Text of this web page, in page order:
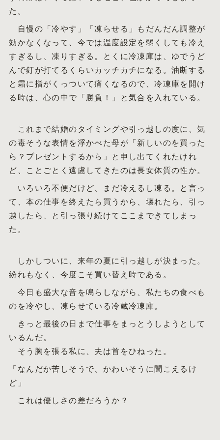
た。
自慢の「冷やす」「凍らせる」もだんだん調整が
効かなくなって、今では温度設定を弱くしても冷え
すぎるし、凍りすぎる。とくに冷凍庫は、ゆでうど
んで釘が打てるくらいカッチカチになる。油断する
と霜に指がくっついて痛くなるので、冷凍庫を開け
る時は、心の中で「勝負！」と気合を入れている。
これまで結婚のタイミングや引っ越しの度に、気
の毒そうな表情を浮かべた母が「新しいのを買った
ら？プレゼントするから」と申し出てくれたけれ
ど、ことごとく遠慮してきたのは長女体質の性か。
いろいろ不便だけど、まだ冷えるし凍る。と言っ
て、本の仕事を終えたら買うから、壊れたら、引っ
越したら、と引っ張り続けてここまできてしまっ
た。
しかしついに、来年の夏に引っ越しが決まった。
紛れもなく、今度こそ買い替え時である。
今日も盛大な音を鳴らしながら、私たちの食べも
のを冷やし、凍らせている冷蔵冷凍庫。
きっと最後の日まで仕事をまっとうしようとして
いるんだ。
そう胸を張る私に、夫は首をひねった。
「なんだか苦しそうで、かわいそうに聞こえるけ
ど」
これは優しさの差だろうか？